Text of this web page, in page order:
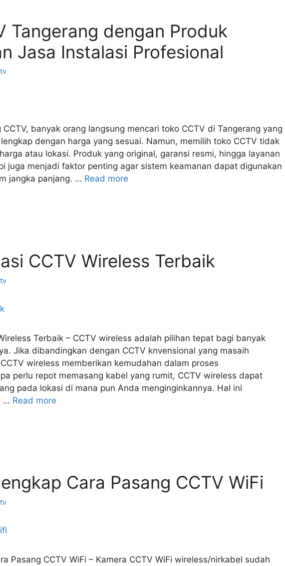
Tangerang dengan Produk
Jasa Instalasi Profesional
banyak orang langsung mencari toko CCTV di Tangerang yang
dengan harga yang sesuai. Namun, memilih toko CCTV tidak
atau lokasi. Produk yang original, garansi resmi, hingga layanan
juga menjadi faktor penting agar sistem keamanan dapat digunakan
jangka panjang. … Read more
CCTV Wireless Terbaik
Terbaik – CCTV wireless adalah pilihan tepat bagi banyak
Jika dibandingkan dengan CCTV knvensional yang masaih
wireless memberikan kemudahan dalam proses
perlu repot memasang kabel yang rumit, CCTV wireless dapat
pada lokasi di mana pun Anda menginginkannya. Hal ini
… Read more
Cara Pasang CCTV WiFi
Pasang CCTV WiFi – Kamera CCTV WiFi wireless/nirkabel sudah